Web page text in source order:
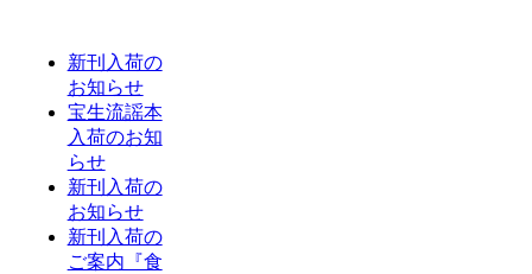
新刊入荷の
お知らせ
宝生流謡本
入荷のお知
らせ
新刊入荷の
お知らせ
新刊入荷の
ご案内『食